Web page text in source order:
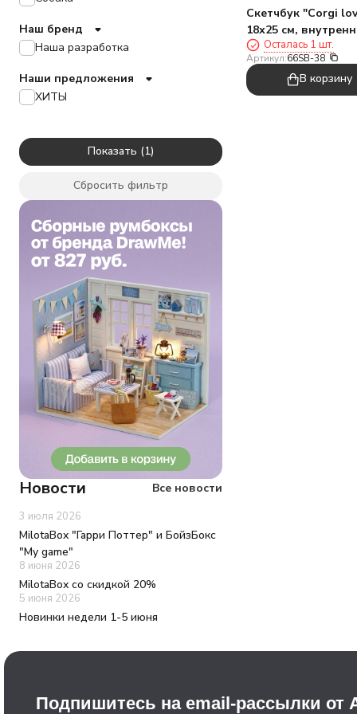
Скетчбук "Сorgi
18х25 см,
блок 100гр
Осталась 1 шт.
Артикул:66SB-38
В корзину
Наш бренд
Наша разработка
Наши предложения
ХИТЫ
Показать
Сбросить фильтр
Новости Все новости
3 июля 2026
MilotaBox "Гарри Поттер" и БойзБокс
"My game"
8 июня 2026
MilotaBox со скидкой 20%
5 июня 2026
Новинки недели 1-5 июня
Подпишитесь на email-рассылки от